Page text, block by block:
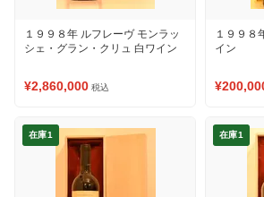
１９９８年 ルフレーヴ モンラッ
シェ・グラン・クリュ 白ワイン
¥2,860,000 税込
１９９８
イン
在庫1 在庫1